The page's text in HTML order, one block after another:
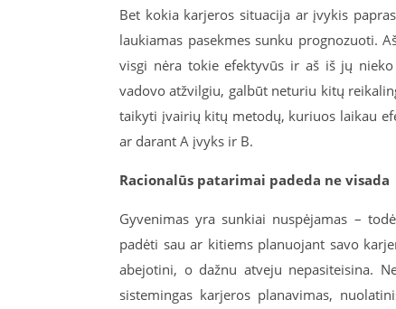
Bet kokia karjeros situacija ar įvykis
laukiamas pasekmes sunku prognozuoti.
visgi nėra tokie efektyvūs ir aš iš jų
vadovo atžvilgiu, galbūt neturiu kitų
taikyti įvairių kitų metodų, kuriuos laikau
ar darant A įvyks ir B.
Racionalūs patarimai padeda ne visada
Gyvenimas yra sunkiai nuspėjamas –
padėti sau ar kitiems planuojant savo
abejotini, o dažnu atveju nepasiteisina.
sistemingas karjeros planavimas,